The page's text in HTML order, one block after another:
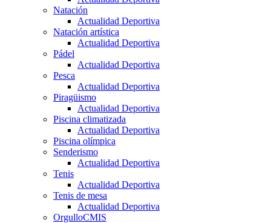
Natación
Actualidad Deportiva
Natación artística
Actualidad Deportiva
Pádel
Actualidad Deportiva
Pesca
Actualidad Deportiva
Piragüismo
Actualidad Deportiva
Piscina climatizada
Actualidad Deportiva
Piscina olímpica
Senderismo
Actualidad Deportiva
Tenis
Actualidad Deportiva
Tenis de mesa
Actualidad Deportiva
OrgulloCMIS